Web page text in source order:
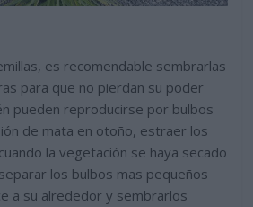
es recomendable sembrarlas
para que no pierdan su poder
pueden reproducirse por bulbos
de mata en otoño, estraer los
la vegetación se haya secado
los bulbos mas pequeños
a su alrededor y sembrarlos